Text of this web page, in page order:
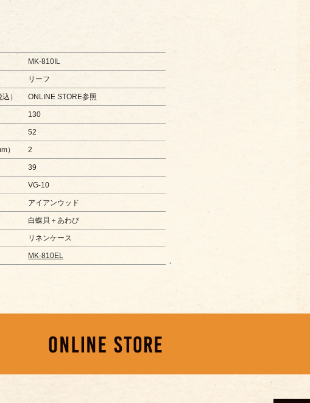
MK-810IL
リーフ
） ONLINE STORE参照
130
52
） 2
39
VG-10
アイアンウッド
白蝶貝＋あわび
リネンケース
MK-810EL